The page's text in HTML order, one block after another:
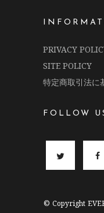
PRIVACY
SITE POLICY
特定商取引法に
FOLLOW
© Copyright